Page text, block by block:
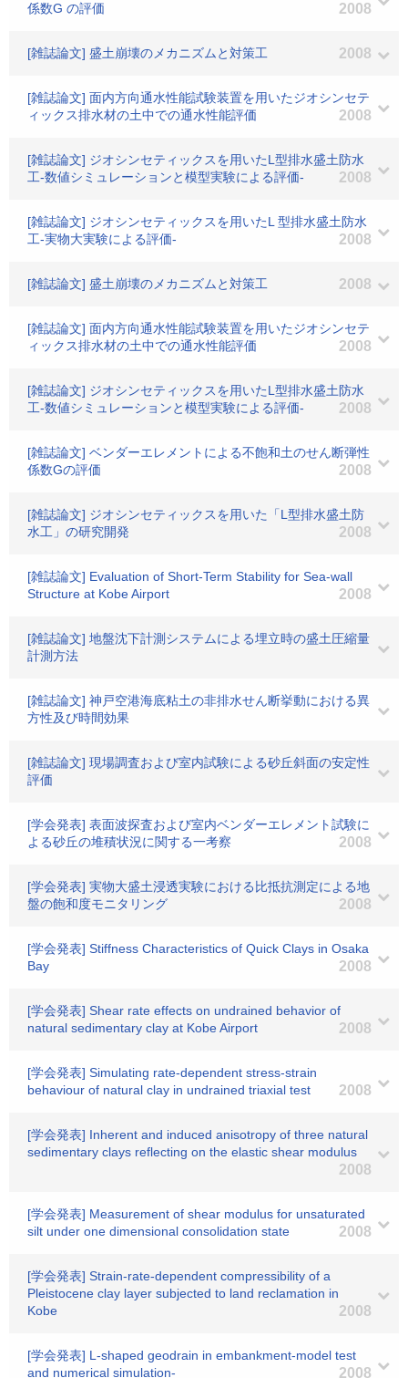
係数G の評価 2008
[雑誌論文] 盛土崩壊のメカニズムと対策工 2008
[雑誌論文] 面内方向通水性能試験装置を用いたジオシンセテ
ィックス排水材の土中での通水性能評価
2008
[雑誌論文] ジオシンセティックスを用いたL型排水盛土防水
工-数値シミュレーションと模型実験による評価-
2008
[雑誌論文] ジオシンセティックスを用いたL 型排水盛土防水
工-実物大実験による評価-
2008
[雑誌論文] 盛土崩壊のメカニズムと対策工 2008
[雑誌論文] 面内方向通水性能試験装置を用いたジオシンセテ
ィックス排水材の土中での通水性能評価
2008
[雑誌論文] ジオシンセティックスを用いたL型排水盛土防水
工-数値シミュレーションと模型実験による評価-
2008
[雑誌論文] ベンダーエレメントによる不飽和土のせん断弾性
係数Gの評価
2008
[雑誌論文] ジオシンセティックスを用いた「L型排水盛土防
水工」の研究開発
2008
[雑誌論文] Evaluation of Short-Term Stability for Sea-wall
Structure at Kobe Airport
2008
[雑誌論文] 地盤沈下計測システムによる埋立時の盛土圧縮量
計測方法
[雑誌論文] 神戸空港海底粘土の非排水せん断挙動における異
方性及び時間効果
[雑誌論文] 現場調査および室内試験による砂丘斜面の安定性
評価
[学会発表] 表面波探査および室内ベンダーエレメント試験に
よる砂丘の堆積状況に関する一考察
2008
[学会発表] 実物大盛土浸透実験における比抵抗測定による地
盤の飽和度モニタリング
2008
[学会発表] Stiffness Characteristics of Quick Clays in Osaka
Bay
2008
[学会発表] Shear rate effects on undrained behavior of
natural sedimentary clay at Kobe Airport
2008
[学会発表] Simulating rate-dependent stress-strain
behaviour of natural clay in undrained triaxial test
2008
[学会発表] Inherent and induced anisotropy of three natural
sedimentary clays reflecting on the elastic shear modulus
2008
[学会発表] Measurement of shear modulus for unsaturated
silt under one dimensional consolidation state
2008
[学会発表] Strain-rate-dependent compressibility of a
Pleistocene clay layer subjected to land reclamation in
Kobe
2008
[学会発表] L-shaped geodrain in embankment-model test
and numerical simulation-
2008